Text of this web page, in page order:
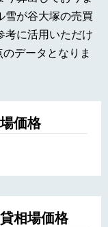
雪が谷大塚の売買
考に活用いただけ
データとなりま
価格
相場価格